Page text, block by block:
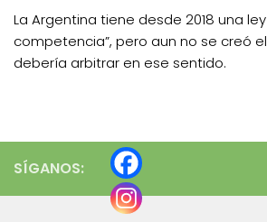
La Argentina tiene desde 2018 una
competencia”, pero aun no se creó
debería arbitrar en ese sentido.
SÍGANOS: